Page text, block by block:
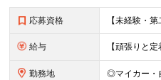
応募資格
給与
勤務地